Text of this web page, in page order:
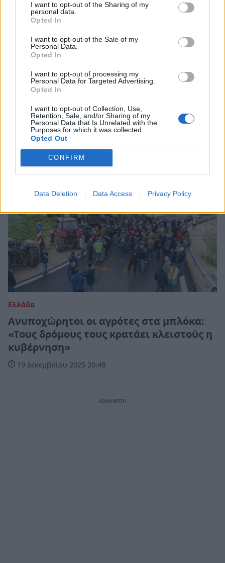
I want to opt-out of the Sharing of my
personal data.
Opted In
I want to opt-out of the Sale of my
Personal Data.
Opted In
I want to opt-out of processing my
Personal Data for Targeted Advertising.
Opted In
I want to opt-out of Collection, Use,
Retention, Sale, and/or Sharing of my
Personal Data that Is Unrelated with the
Purposes for which it was collected.
Opted Out
CONFIRM
Data Deletion Data Access Privacy Policy
Ελλάδα
Αγρότες: Κλιμακώνουν τις
κινητοποιήσεις τα Χριστούγεννα –
Ανοικτά διόδια το Σαββατοκύριακο
20 Δεκεμβρίου 2025 10:17
Ελλάδα
Ανυποχώρητοι οι αγρότες στα μπλόκα:
«Τους δρόμους τους κρατάει κλειστούς η
κυβέρνηση»
19 Δεκεμβρίου 2025 20:48